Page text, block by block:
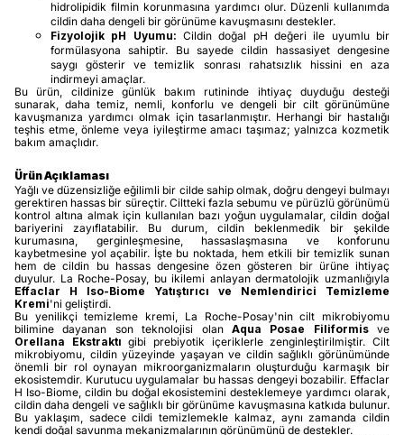
hidrolipidik filmin korunmasına yardımcı olur. Düzenli kullanımda
cildin daha dengeli bir görünüme kavuşmasını destekler.
Fizyolojik pH Uyumu: Cildin doğal pH değeri ile uyumlu bir
formülasyona sahiptir. Bu sayede cildin hassasiyet dengesine
saygı gösterir ve temizlik sonrası rahatsızlık hissini en aza
indirmeyi amaçlar.
Bu ürün, cildinize günlük bakım rutininde ihtiyaç duyduğu desteği
sunarak, daha temiz, nemli, konforlu ve dengeli bir cilt görünümüne
kavuşmanıza yardımcı olmak için tasarlanmıştır. Herhangi bir hastalığı
teşhis etme, önleme veya iyileştirme amacı taşımaz; yalnızca kozmetik
bakım amaçlıdır.
Ürün Açıklaması
Yağlı ve düzensizliğe eğilimli bir cilde sahip olmak, doğru dengeyi bulmayı
gerektiren hassas bir süreçtir. Ciltteki fazla sebumu ve pürüzlü görünümü
kontrol altına almak için kullanılan bazı yoğun uygulamalar, cildin doğal
bariyerini zayıflatabilir. Bu durum, cildin beklenmedik bir şekilde
kurumasına, gerginleşmesine, hassaslaşmasına ve konforunu
kaybetmesine yol açabilir. İşte bu noktada, hem etkili bir temizlik sunan
hem de cildin bu hassas dengesine özen gösteren bir ürüne ihtiyaç
duyulur. La Roche-Posay, bu ikilemi anlayan dermatolojik uzmanlığıyla
Effaclar H Iso-Biome Yatıştırıcı ve Nemlendirici Temizleme
Kremi'ni geliştirdi.
Bu yenilikçi temizleme kremi, La Roche-Posay'nin cilt mikrobiyomu
bilimine dayanan son teknolojisi olan Aqua Posae Filiformisve
Orellana Ekstraktı gibi prebiyotik içeriklerle zenginleştirilmiştir. Cilt
mikrobiyomu, cildin yüzeyinde yaşayan ve cildin sağlıklı görünümünde
önemli bir rol oynayan mikroorganizmaların oluşturduğu karmaşık bir
ekosistemdir. Kurutucu uygulamalar bu hassas dengeyi bozabilir. Effaclar
H Iso-Biome, cildin bu doğal ekosistemini desteklemeye yardımcı olarak,
cildin daha dengeli ve sağlıklı bir görünüme kavuşmasına katkıda bulunur.
Bu yaklaşım, sadece cildi temizlemekle kalmaz, aynı zamanda cildin
kendi doğal savunma mekanizmalarının görünümünü de destekler.